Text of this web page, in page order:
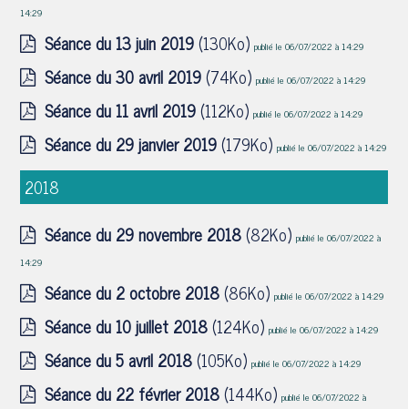
14:29
Séance du 13 juin 2019(130Ko)publié le 06/07/2022 à 14:29
Séance du 30 avril 2019(74Ko)publié le 06/07/2022 à 14:29
Séance du 11 avril 2019(112Ko)publié le 06/07/2022 à 14:29
Séance du 29 janvier 2019(179Ko)publié le 06/07/2022 à 14:29
2018
Séance du 29 novembre 2018(82Ko)publié le 06/07/2022 à
14:29
Séance du 2 octobre 2018(86Ko)publié le 06/07/2022 à 14:29
Séance du 10 juillet 2018(124Ko)publié le 06/07/2022 à 14:29
Séance du 5 avril 2018(105Ko)publié le 06/07/2022 à 14:29
Séance du 22 février 2018(144Ko)publié le 06/07/2022 à